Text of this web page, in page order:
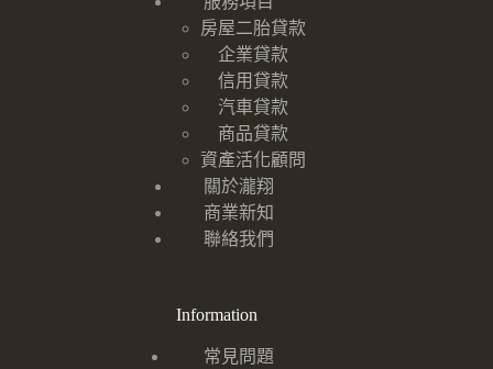
房屋二胎貸款
企業貸款
信用貸款
汽車貸款
商品貸款
資產活化顧問
關於瀧翔
商業新知
聯絡我們
Information
常見問題